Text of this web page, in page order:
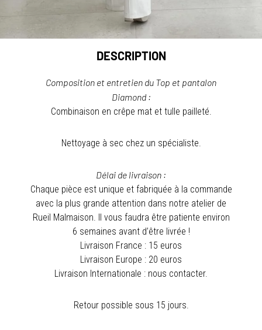
DESCRIPTION
Composition et entretien du Top et pantalon
Diamond :
Combinaison en crêpe mat et tulle pailleté.
Nettoyage à sec chez un spécialiste.
Délai de livraison :
Chaque pièce est unique et fabriquée à la commande
avec la plus grande attention dans notre atelier de
Rueil Malmaison. Il vous faudra être patiente environ
6 semaines avant d’être livrée !
Livraison France : 15 euros
Livraison Europe : 20 euros
Livraison Internationale : nous contacter.
Retour possible sous 15 jours.